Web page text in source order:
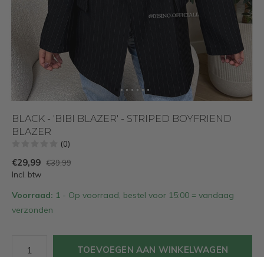
BLACK - 'BIBI BLAZER' - STRIPED BOYFRIEND
BLAZER
(0)
€29,99 €39,99
Incl. btw
Voorraad: 1 - Op voorraad, bestel voor 15:00 = vandaag
verzonden
TOEVOEGEN AAN WINKELWAGEN